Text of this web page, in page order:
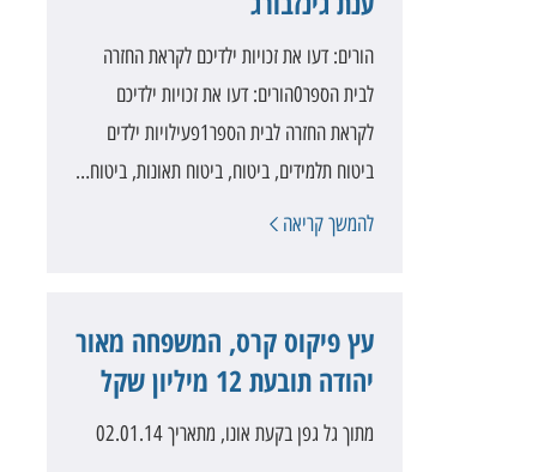
הורים: דעו את זכויות ילדיכם לקראת החזרה
לבית הספר0הורים: דעו את זכויות ילדיכם
לקראת החזרה לבית הספר‎1פעילויות ילדים
ביטוח תלמידים, ביטוח, ביטוח תאונות, ביטוח…
להמשך קריאה
עץ פיקוס קרס, המשפחה מאור
יהודה תובעת 12 מיליון שקל
מתוך גל גפן בקעת אונו, מתאריך 02.01.14